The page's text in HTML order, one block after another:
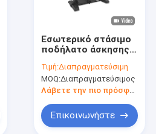
Εσωτερικό στάσιμο
ποδήλατο άσκησης,
μηχανοποιημένο
μαγνητικό ποδήλατο
άσκησης
Τιμή:Διαπραγματεύσιμη
MOQ:Διαπραγματεύσιμος
Επικοινωνήστε